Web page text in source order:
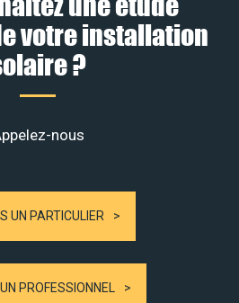
votre installation
?
nous
UN PARTICULIER
PROFESSIONNEL